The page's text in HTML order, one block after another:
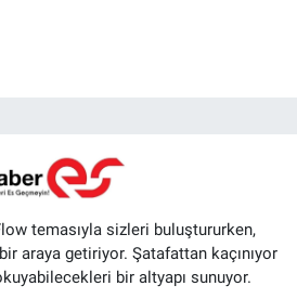
temasıyla sizleri buluştururken,
araya getiriyor. Şatafattan kaçınıyor
bir altyapı sunuyor.